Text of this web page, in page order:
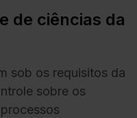
de ciências da
sob os requisitos da
sobre os